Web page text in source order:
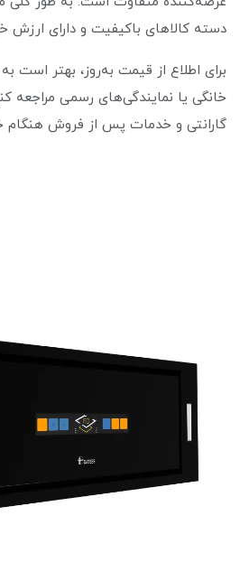
دسته کالاهای باکیفیت و دارای ارزش
برای اطلاع از قیمت به‌روز، بهتر است
خانگی یا نمایندگی‌های رسمی مراجعه
گارانتی و خدمات پس از فروش هنگام